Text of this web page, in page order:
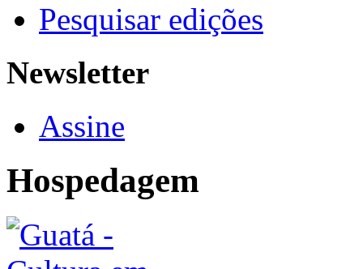
Pesquisar edições
Newsletter
Assine
Hospedagem